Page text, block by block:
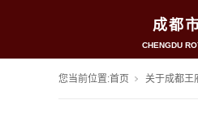
成都
CHENGDU
您当前位置:首页 关于成都王